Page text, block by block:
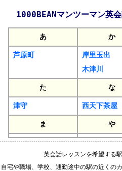
1000BEANマンツーマン英
あ か
芦原町
岸里玉出
木津川
た な
津守 西天下茶屋
ま や
英会話レッスンを希望する
自宅や職場、学校、通勤途中の駅の近くの